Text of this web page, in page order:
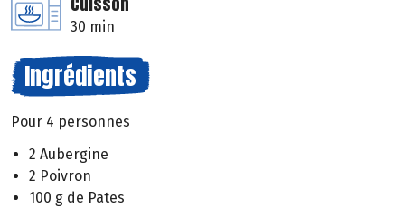
30 min
Ingrédients
Pour 4 personnes
2 Aubergine
2 Poivron
100 g de Pates